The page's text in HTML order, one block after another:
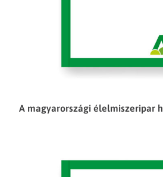
A magyarországi élelmiszeripar